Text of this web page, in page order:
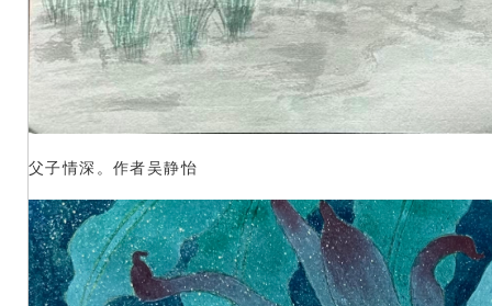
父子情深。作者吴静怡